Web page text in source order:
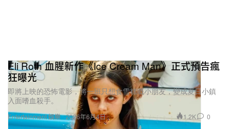
Entertainment 娛樂
Eli Roth 血腥新作《Ice Cream Man》正式預告瘋
狂曝光
即將上映的恐怖電影，將一班只想食雪糕嘅小朋友，變成夏日小鎮
入面嗜血殺手。
2026年6月4日 1.2K 0